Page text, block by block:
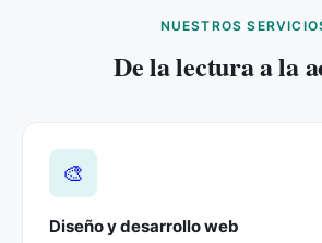
NUESTROS
De la lectura a la
🎨
Diseño y desarrollo web